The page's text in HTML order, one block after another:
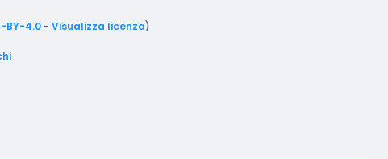
BY-4.0- Visualizza licenza)